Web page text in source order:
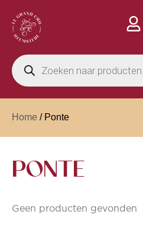
Home / Ponte
PONTE
Geen producten gevonden